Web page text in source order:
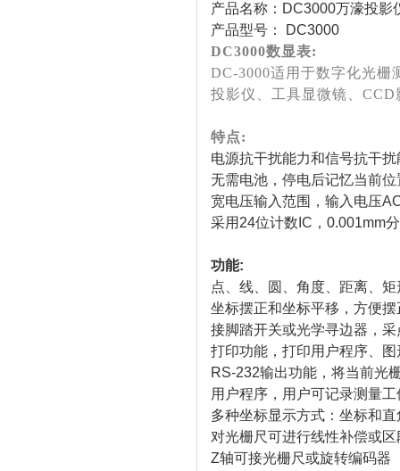
产品名称：DC3000万濠投影
产品型号： DC3000
DC3000数显表:
DC-3000适用于数字化光栅
投影仪、工具显微镜、
特点:
电源抗干扰能力和信号抗干
无需电池，停电后记忆当前位
宽电压输入范围，输入电压
采用24位计数IC，0.001mm
功能:
点、线、圆、角度、距离、
坐标摆正和坐标平移，方便
接脚踏开关或光学寻边器，
打印功能，打印用户程序、
RS-232输出功能，将当前光
用户程序，用户可记录测量
多种坐标显示方式：坐标和
对光栅尺可进行线性补偿或
Z轴可接光栅尺或旋转编码器